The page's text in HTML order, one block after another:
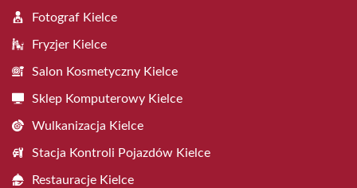
Fotograf Kielce
Fryzjer Kielce
Salon Kosmetyczny Kielce
Sklep Komputerowy Kielce
Wulkanizacja Kielce
Stacja Kontroli Pojazdów Kielce
Restauracje Kielce